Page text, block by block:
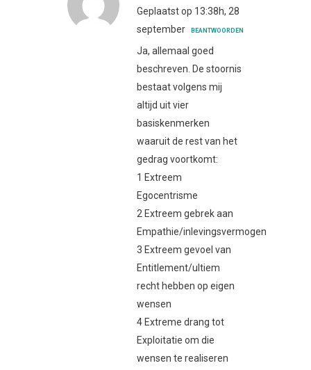
Geplaatst op 13:38h, 28
september
BEANTWOORDEN
Ja, allemaal goed
beschreven. De stoornis
bestaat volgens mij
altijd uit vier
basiskenmerken
waaruit de rest van het
gedrag voortkomt:
1 Extreem
Egocentrisme
2 Extreem gebrek aan
Empathie/inlevingsvermogen
3 Extreem gevoel van
Entitlement/ultiem
recht hebben op eigen
wensen
4 Extreme drang tot
Exploitatie om die
wensen te realiseren